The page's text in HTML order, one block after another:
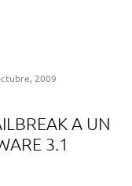
2009
A UN
3.1